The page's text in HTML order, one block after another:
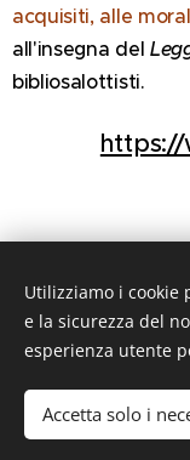
acquisiti, alle
all'insegna del
bibliosalottisti.
Share
Utilizziamo i
e la sicurezza del
esperienza utente
Accetta solo i